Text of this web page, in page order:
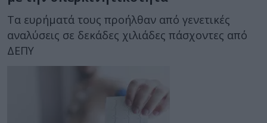
Τα ευρήματά τους προήλθαν από γενετικές
αναλύσεις σε δεκάδες χιλιάδες πάσχοντες από
ΔΕΠΥ